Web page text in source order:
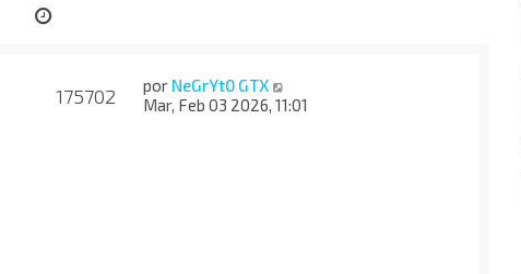
175702 por NeGrYt0 GTX
Mar, Feb 03 2026, 11:01